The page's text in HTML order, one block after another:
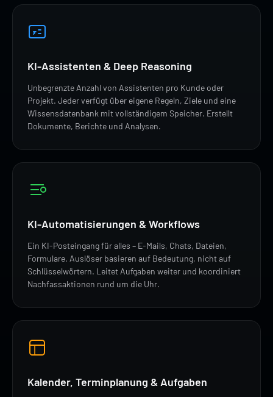
KI-Assistenten & Deep Reasoning
Unbegrenzte Anzahl von Assistenten pro Kunde oder
Projekt. Jeder verfügt über eigene Regeln, Ziele und eine
Wissensdatenbank mit vollständigem Speicher. Erstellt
Dokumente, Berichte und Analysen.
KI-Automatisierungen & Workflows
Ein KI-Posteingang für alles – E-Mails, Chats, Dateien,
Formulare. Auslöser basieren auf Bedeutung, nicht auf
Schlüsselwörtern. Leitet Aufgaben weiter und koordiniert
Nachfassaktionen rund um die Uhr.
Kalender, Terminplanung & Aufgaben